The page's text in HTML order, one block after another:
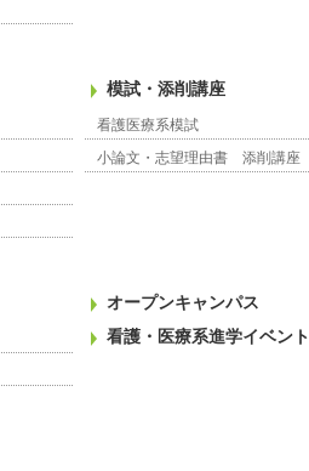
模試・添削講座
看護医療系模試
小論文・志望理由書 添削講座
オープンキャンパス
看護・医療系進学イベント